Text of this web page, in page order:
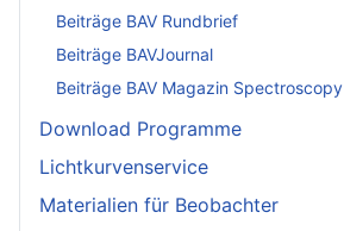
Beiträge BAV Rundbrief
Beiträge BAVJournal
Beiträge BAV Magazin Spectroscopy
Download Programme
Lichtkurvenservice
Materialien für Beobachter